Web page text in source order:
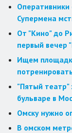
Оперативники
Супермена
От "Кино" до
первый вечер
Ищем
"Пятый театр"
бульваре в
Омску нужно
В омском